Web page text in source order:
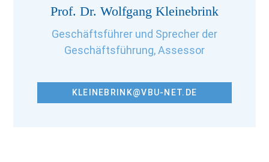
Prof. Dr. Wolfgang Kleinebrink
Geschäftsführer und Sprecher der
Geschäftsführung, Assessor
KLEINEBRINK@VBU-NET.DE